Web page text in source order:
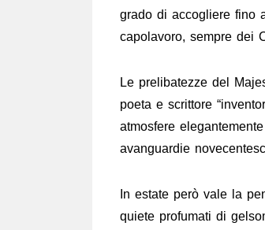
grado di accogliere fino
capolavoro, sempre dei
Le prelibatezze del
poeta e scrittore
atmosfere
avanguardie
In estate però vale la
quiete profumati di